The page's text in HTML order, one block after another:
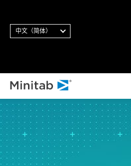
中文（简体）